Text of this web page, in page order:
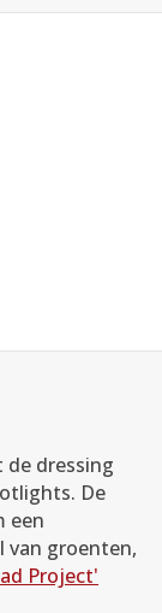
de dressing
De
een
van groenten,
Project'